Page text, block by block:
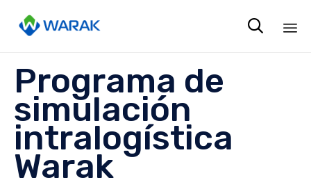

Programa de
simulación
intralogística
Warak